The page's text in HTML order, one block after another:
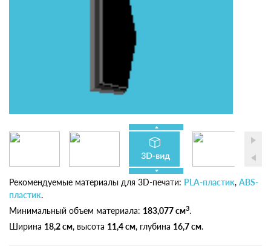
Рекомендуемые материалы для 3D-печати: PLA-пластик, ABS-
пластик.
Минимальный объем материала: 183,077 см3.
Ширина 18,2 см, высота 11,4 см, глубина 16,7 см.